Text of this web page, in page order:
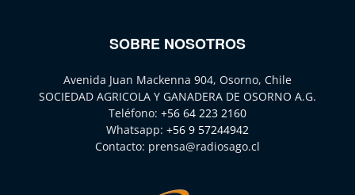
SOBRE NOSOTROS
Avenida Juan Mackenna 904, Osorno, Chile
SOCIEDAD AGRICOLA Y GANADERA DE OSORNO A.G.
Teléfono: +56 64 223 2160
Whatsapp: +56 9 57244942
Contacto: prensa@radiosago.cl